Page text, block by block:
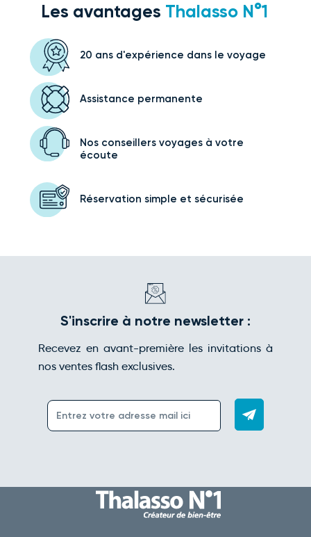
Les avantages Thalasso N°1
20 ans d'expérience dans le voyage
Assistance permanente
Nos conseillers voyagesà votre
écoute
Réservation simple et sécurisée
S'inscrire à notre newsletter :
Recevez en avant-première les invitations à
nos ventes flash exclusives.